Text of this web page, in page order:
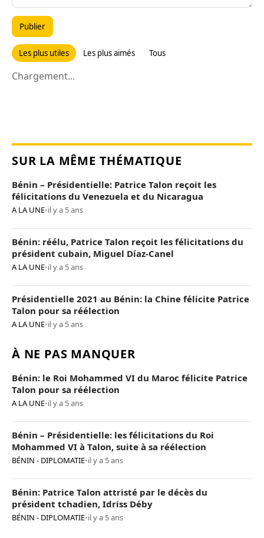
Publier
Les plus utiles Les plus aimés Tous
Chargement...
SUR LA MÊME THÉMATIQUE
Bénin – Présidentielle: Patrice Talon reçoit les
félicitations du Venezuela et du Nicaragua
A LA UNE•il y a 5 ans
Bénin: réélu, Patrice Talon reçoit les félicitations du
président cubain, Miguel Díaz-Canel
A LA UNE•il y a 5 ans
Présidentielle 2021 au Bénin: la Chine félicite Patrice
Talon pour sa réélection
A LA UNE•il y a 5 ans
À NE PAS MANQUER
Bénin: le Roi Mohammed VI du Maroc félicite Patrice
Talon pour sa réélection
A LA UNE•il y a 5 ans
Bénin – Présidentielle: les félicitations du Roi
Mohammed VI à Talon, suite à sa réélection
BÉNIN - DIPLOMATIE•il y a 5 ans
Bénin: Patrice Talon attristé par le décès du
président tchadien, Idriss Déby
BÉNIN - DIPLOMATIE•il y a 5 ans